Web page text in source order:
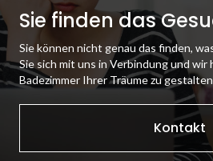
Sie finden das
Sie können nicht genau das finden,
Sie sich mit uns in Verbindung und wir
Badezimmer Ihrer Träume zu
Kontakt